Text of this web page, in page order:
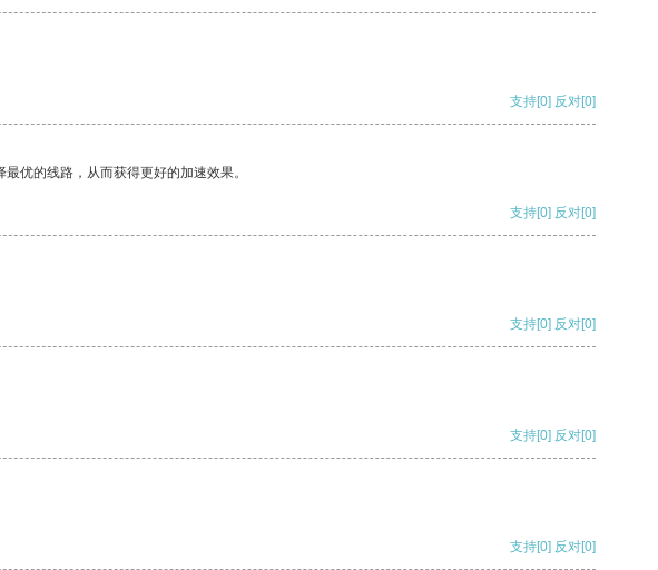
支持[0] 反对[0]
优的线路，从而获得更好的加速效果。
支持[0] 反对[0]
支持[0] 反对[0]
支持[0] 反对[0]
支持[0] 反对[0]